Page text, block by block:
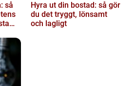
så
Hyra ut din bostad: så gör
du det tryggt, lönsamt
och lagligt